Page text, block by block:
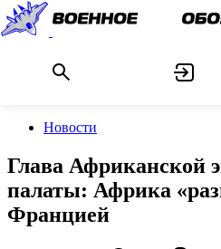
Новости
Глава Африканской
палаты: Африка
Францией